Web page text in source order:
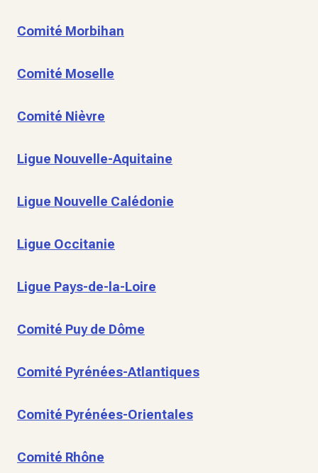
Comité Morbihan
Comité Moselle
Comité Nièvre
Ligue Nouvelle-Aquitaine
Ligue Nouvelle Calédonie
Ligue Occitanie
Ligue Pays-de-la-Loire
Comité Puy de Dôme
Comité Pyrénées-Atlantiques
Comité Pyrénées-Orientales
Comité Rhône